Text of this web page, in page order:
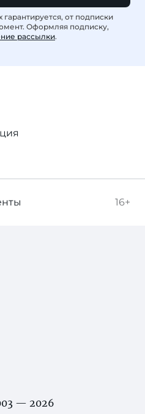
от подписки
Оформляя подписку,
рассылки.
16+
— 2026